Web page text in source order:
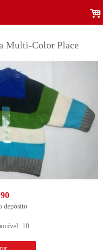
.
Multi-Color Place
depósito
10